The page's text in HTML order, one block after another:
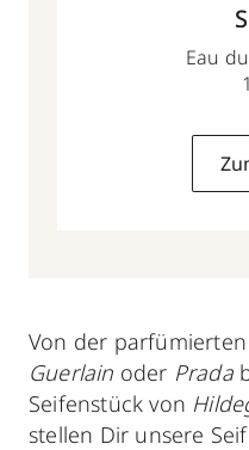
Eau
Von der
Guerlain oder Prada
Seifenstück von
stellen Dir unsere